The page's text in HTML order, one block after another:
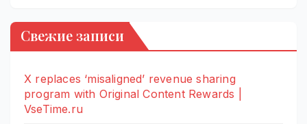
Свежие записи
X replaces ‘misaligned’ revenue sharing
program with Original Content Rewards |
VseTime.ru